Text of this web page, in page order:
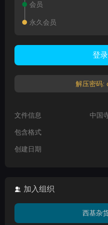
会员
永久会员
登
解压密码:
文件信息 中国
包含格式
创建日期
加入组织
西基杂